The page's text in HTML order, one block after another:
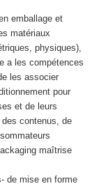
emballage et
matériaux
physiques),
a les compétences
les associer
pour
et de leurs
contenus, de
maîtrise
de mise en forme